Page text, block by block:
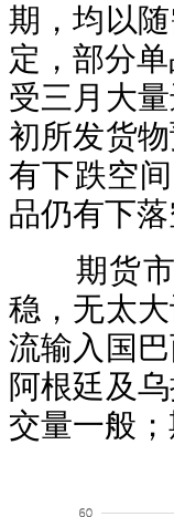
期，均以
定，部分
受三月大
初所发货
有下跌空
品仍有下落
期货市
稳，无太
流输入国
阿根廷及
交量一般